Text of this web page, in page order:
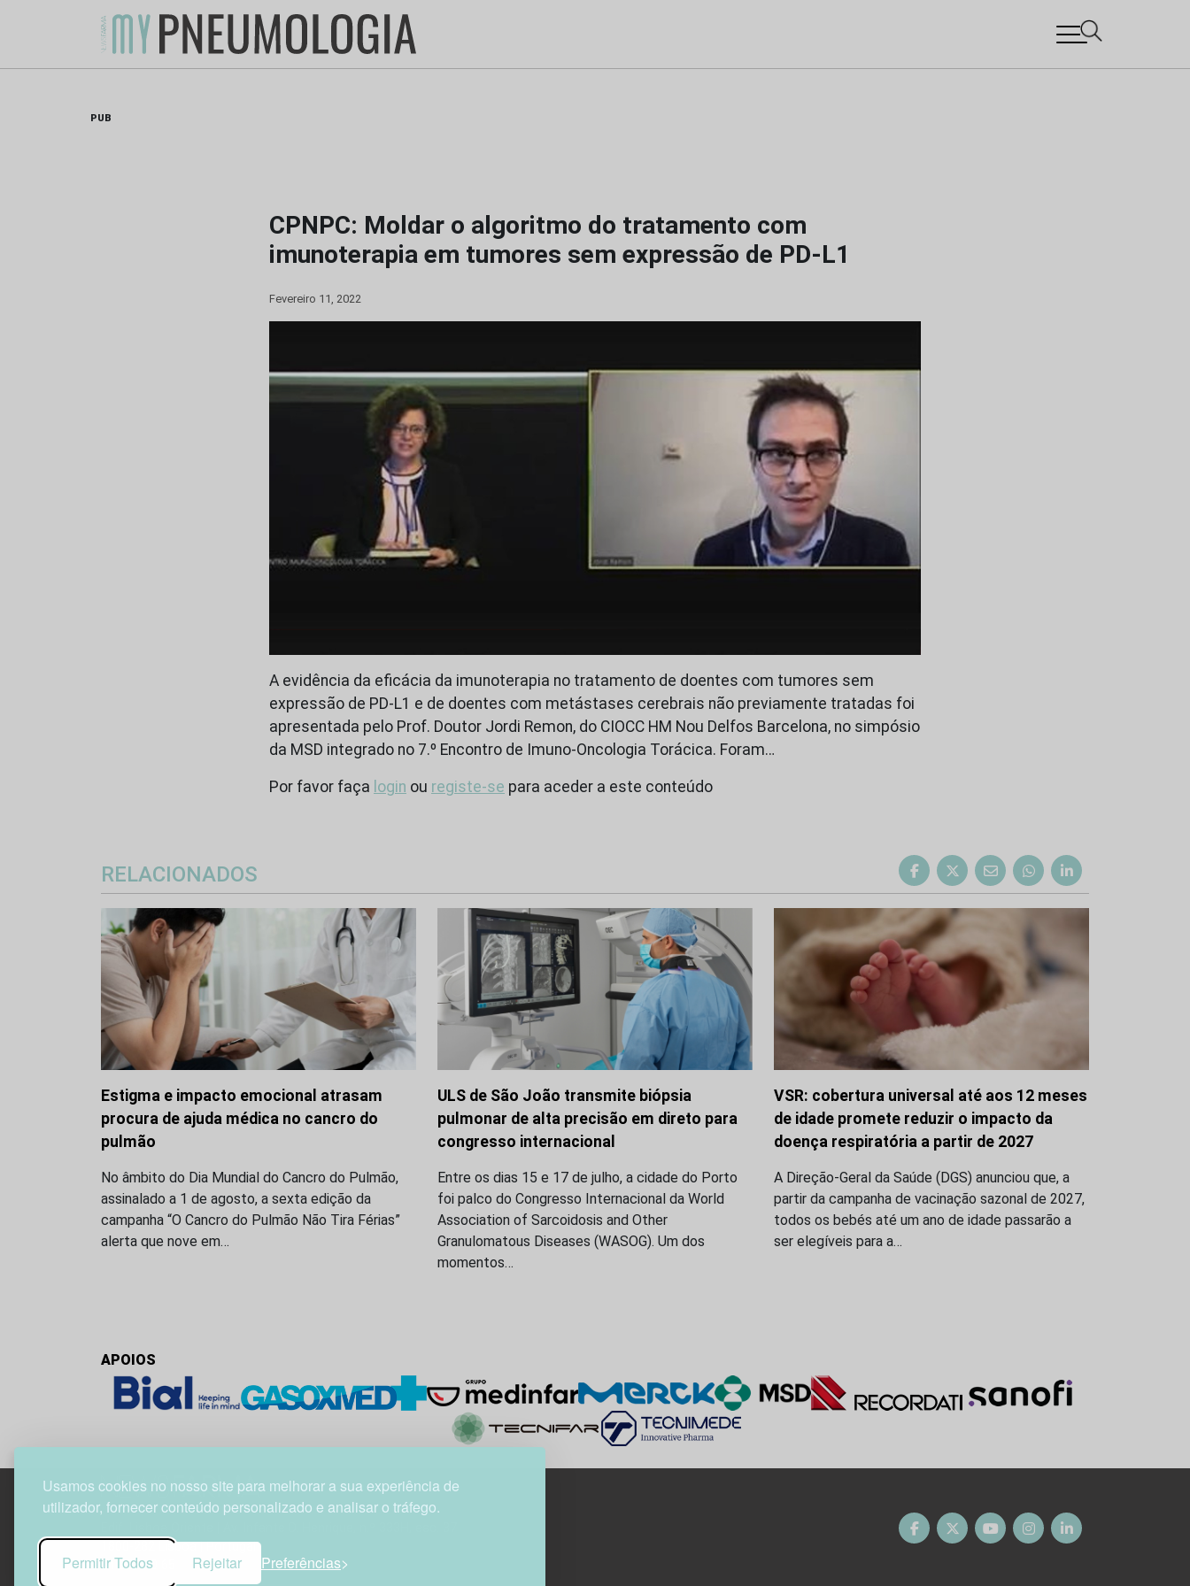
Usamos cookies no nosso site para melhorar a sua experiência de
utilizador, fornecer conteúdo personalizado e analisar o tráfego.
Permitir Todos Rejeitar Preferências
PUB
CPNPC: Moldar o algoritmo do tratamento com
imunoterapia em tumores sem expressão de PD-L1
Fevereiro 11, 2022
A evidência da eficácia da imunoterapia no tratamento de doentes com tumores sem
expressão de PD-L1 e de doentes com metástases cerebrais não previamente tratadas foi
apresentada pelo Prof. Doutor Jordi Remon, do CIOCC HM Nou Delfos Barcelona, no simpósio
da MSD integrado no 7.º Encontro de Imuno-Oncologia Torácica. Foram…
Por favor faça login ou registe-se para aceder a este conteúdo
RELACIONADOS
Estigma e impacto emocional atrasam
procura de ajuda médica no cancro do
pulmão
No âmbito do Dia Mundial do Cancro do Pulmão,
assinalado a 1 de agosto, a sexta edição da
campanha “O Cancro do Pulmão Não Tira Férias”
alerta que nove em…
ULS de São João transmite biópsia
pulmonar de alta precisão em direto para
congresso internacional
Entre os dias 15 e 17 de julho, a cidade do Porto
foi palco do Congresso Internacional da World
Association of Sarcoidosis and Other
Granulomatous Diseases (WASOG). Um dos
momentos…
VSR: cobertura universal até aos 12 meses
de idade promete reduzir o impacto da
doença respiratória a partir de 2027
A Direção-Geral da Saúde (DGS) anunciou que, a
partir da campanha de vacinação sazonal de 2027,
todos os bebés até um ano de idade passarão a
ser elegíveis para a…
APOIOS
1800-282 Lisboa | Portugal
21 850 40 65